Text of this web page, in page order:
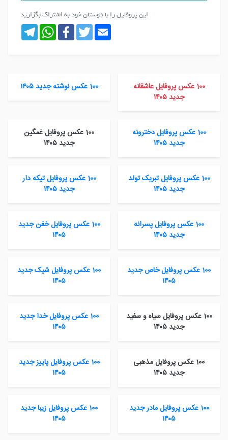
این پروفایل را با دوستان خود به اشتراک بگزارید
Telegram
WhatsAppFacebookTwitterEmail
100 عکس پروفایل عاشقانه
جدید ۱۴۰۵
100 عکس نوشته جدید ۱۴۰۵
100 عکس پروفایل دخترونه
جدید ۱۴۰۵
100 عکس پروفایل غمگین
جدید ۱۴۰۵
100 عکس پروفایل تبریک تولد
جدید ۱۴۰۵
100 عکس پروفایل تیکه دار
جدید ۱۴۰۵
100 عکس پروفایل پسرانه
جدید ۱۴۰۵
100 عکس پروفایل خفن جدید
۱۴۰۵
100 عکس پروفایل خاص جدید
۱۴۰۵
100 عکس پروفایل شیک جدید
۱۴۰۵
100 عکس پروفایل سیاه و سفید
جدید ۱۴۰۵
100 عکس پروفایل خدا جدید
۱۴۰۵
100 عکس پروفایل مذهبی
جدید ۱۴۰۵
100 عکس پروفایل پاییز جدید
۱۴۰۵
100 عکس پروفایل مادر جدید
۱۴۰۵
100 عکس پروفایل زیبا جدید
۱۴۰۵